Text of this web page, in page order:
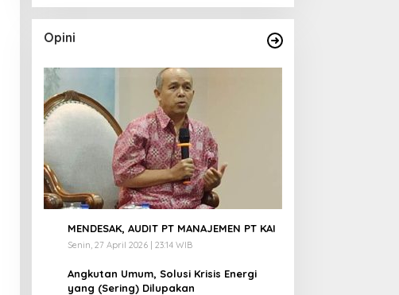
Opini
MENDESAK, AUDIT PT MANAJEMEN PT KAI
Senin, 27 April 2026 | 23:14 WIB
Angkutan Umum, Solusi Krisis Energi
yang (Sering) Dilupakan